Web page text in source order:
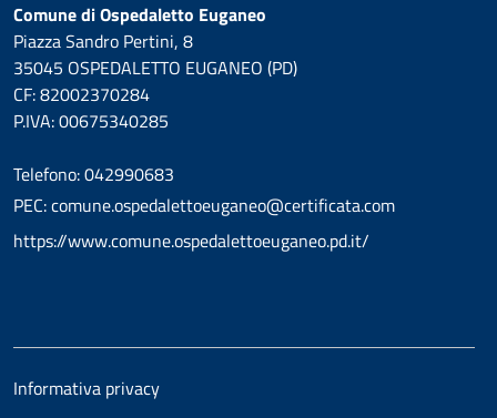
Comune di Ospedaletto Euganeo
Piazza Sandro Pertini, 8
35045 OSPEDALETTO EUGANEO (PD)
CF: 82002370284
P.IVA: 00675340285
Telefono: 042990683
PEC: comune.ospedalettoeuganeo@certificata.com
https://www.comune.ospedalettoeuganeo.pd.it/
Informativa privacy